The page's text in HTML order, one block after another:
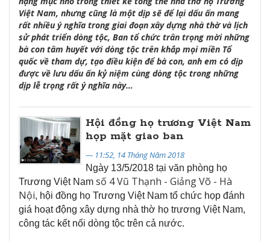
Việt Nam, nhưng cũng là một dịp sẽ để lại dấu ấn mang
rất nhiều ý nghĩa trong giai đoạn xây dựng nhà thờ và lịch
sử phát triển dòng tộc, Ban tổ chức trân trọng mời những
bà con tâm huyết với dòng tộc trên khắp mọi miền Tổ
quốc về tham dự, tạo điều kiện để bà con, anh em có dịp
được về lưu dấu ấn kỷ niệm cùng dòng tộc trong những
dịp lễ trọng rất ý nghĩa này…
Hội đồng họ trương Việt Nam
họp mặt giao ban
— 11:52, 14 Tháng Năm 2018
Ngày 13/5/2018 tại văn phòng họ
Trương Việt Nam số 4 Vũ Thạnh - Giảng Võ - Hà
Nội, hội đồng họ Trương Việt Nam tổ chức họp đánh
giá hoạt động xây dựng nhà thờ họ trương Việt Nam,
công tác kết nối dòng tộc trên cả nước.